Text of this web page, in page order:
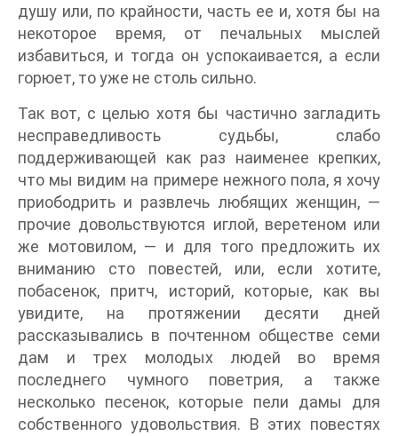
душу или, по крайности, часть ее и, хотя бы на
некоторое время, от печальных мыслей
избавиться, и тогда он успокаивается, а если
горюет, то уже не столь сильно.
Так вот, с целью хотя бы частично загладить
несправедливость судьбы, слабо
поддерживающей как раз наименее крепких,
что мы видим на примере нежного пола, я хочу
приободрить и развлечь любящих женщин, —
прочие довольствуются иглой, веретеном или
же мотовилом, — и для того предложить их
вниманию сто повестей, или, если хотите,
побасенок, притч, историй, которые, как вы
увидите, на протяжении десяти дней
рассказывались в почтенном обществе семи
дам и трех молодых людей во время
последнего чумного поветрия, а также
несколько песенок, которые пели дамы для
собственного удовольствия. В этих повестях